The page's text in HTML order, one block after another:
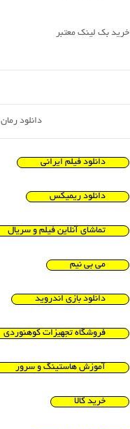
خرید بک لینک معتبر
دانلود رمان
دانلود فیلم ایرانی
دانلود ریمیکس
تماشای آنلاین فیلم و سریال
می بی نیم
دانلود بازی اندروید
فروشگاه تجهیزات کوهنوردی
آموزش هاستینگ و سرور
خرید کالا